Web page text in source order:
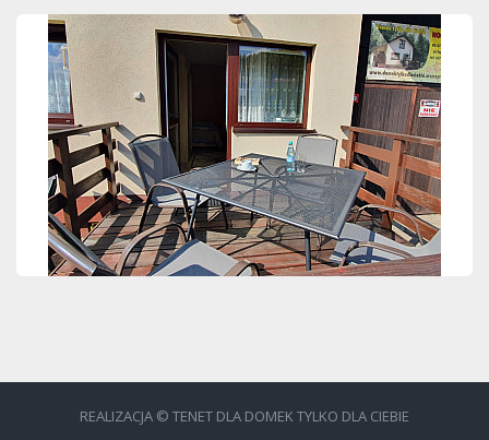
REALIZACJA © TENET DLA DOMEK TYLKO DLA CIEBIE